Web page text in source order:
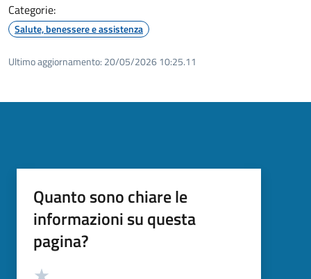
Categorie:
Salute, benessere e assistenza
Ultimo aggiornamento: 20/05/2026 10:25.11
Quanto sono chiare le
informazioni su questa
pagina?
Valutazione